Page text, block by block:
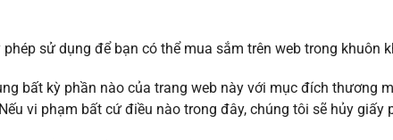
sử dụng để bạn có thể mua sắm trên web trong khuôn
bất kỳ phần nào của trang web này với mục đích thương
vi phạm bất cứ điều nào trong đây, chúng tôi sẽ hủy giấy